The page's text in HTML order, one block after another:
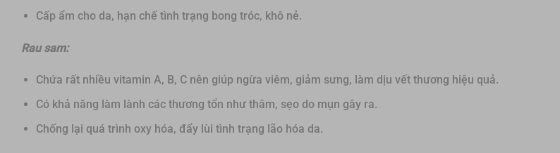
Cấp ẩm cho da, hạn chế tình trạng bong tróc, khô nẻ.
Rau sam:
Chứa rất nhiều vitamin A, B, C nên giúp ngừa viêm, giảm sưng, làm dịu vết thương hiệu quả.
Có khả năng làm lành các thương tổn như thâm, sẹo do mụn gây ra.
Chống lại quá trình oxy hóa, đẩy lùi tình trạng lão hóa da.